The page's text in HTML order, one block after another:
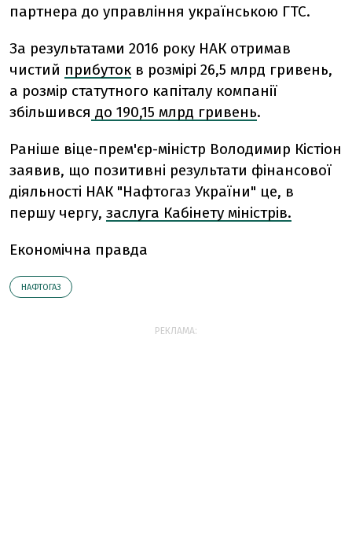
партнера до управління українською ГТС.
За результатами 2016 року НАК отримав
чистий прибуток в розмірі 26,5 млрд гривень,
а розмір статутного капіталу компанії
збільшився до 190,15 млрд гривень.
Раніше віце-прем'єр-міністр Володимир Кістіон
заявив, що позитивні результати фінансової
діяльності НАК "Нафтогаз України" це, в
першу чергу, заслуга Кабінету міністрів.
Економічна правда
НАФТОГАЗ
РЕКЛАМА: